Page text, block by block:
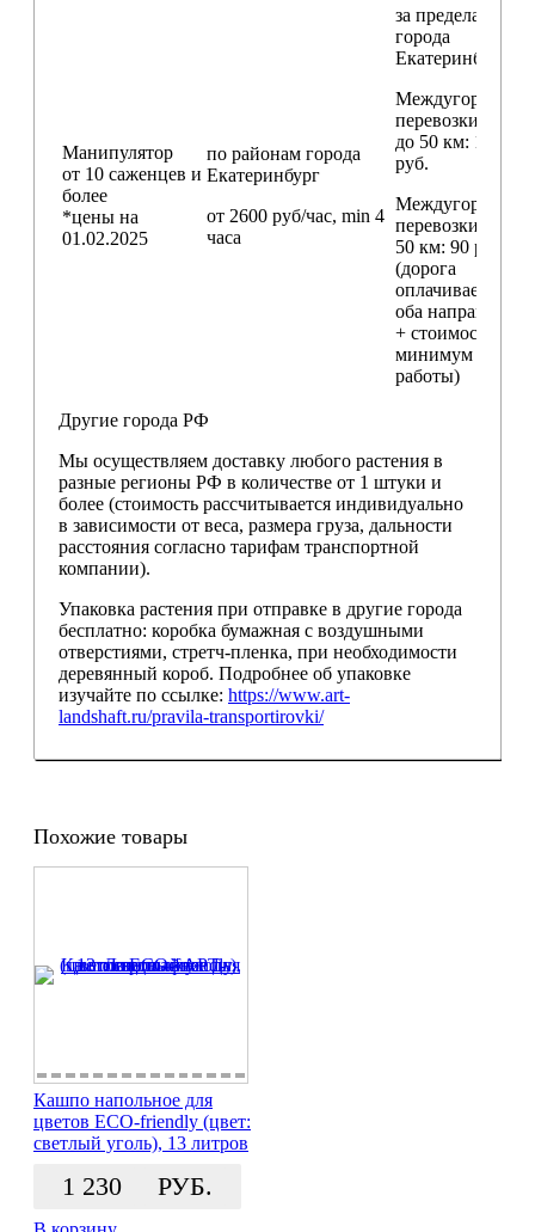
Манипулятор
от 10 саженцев и
более
*цены на
01.02.2025
по районам города
Екатеринбург
от 2600 руб/час, min 4
часа
за пределами
города
Екатеринбург
Междугородние
перевозки
до 50 км: 18 000
руб.
Междугородние
перевозки
50 км: 90 руб./км
(дорога
оплачивается в
оба направления
+ стоимость
минимум 4
работы)
Другие города РФ
Мы осуществляем доставку любого растения в
разные регионы РФ в количестве от 1 штуки и
более (стоимость рассчитывается индивидуально
в зависимости от веса, размера груза, дальности
расстояния согласно тарифам транспортной
компании).
Упаковка растения при отправке в другие города
бесплатно: коробка бумажная с воздушными
отверстиями, стретч-пленка, при необходимости
деревянный короб. Подробнее об упаковке
изучайте по ссылке: https://www.art-
landshaft.ru/pravila-transportirovki/
Похожие товары
Кашпо напольное для
цветов ECO-friendly (цвет:
светлый уголь), 13 литров
1 230 РУБ.